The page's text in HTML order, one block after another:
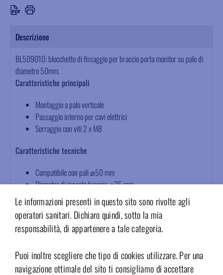
Le informazioni presenti in questo sito sono rivolte agli
operatori sanitari. Dichiaro quindi, sotto la mia
responsabilità, di appartenere a tale categoria.
Puoi inoltre scegliere che tipo di cookies utilizzare. Per una
navigazione ottimale del sito ti consigliamo di accettare
Descrizione
BL509010: blocchetto di fissaggio per braccio porta monitor su palo di
diametro 50mm.
Caratteristiche principali
Montaggio a palo verticale
Passaggio interno per cavi elettrici
Serraggio con viti 2 x M8
Caratteristiche tecniche
Compatibile con pali ⌀50 mm
Diametro di innesto braccio ⌀35 mm
Dimensioni L x H : 52 x 90 mm
Materiale: alluminio
Colore: bianco dentale
Certificazione : 2001/95/CE
Ambiti applicativi